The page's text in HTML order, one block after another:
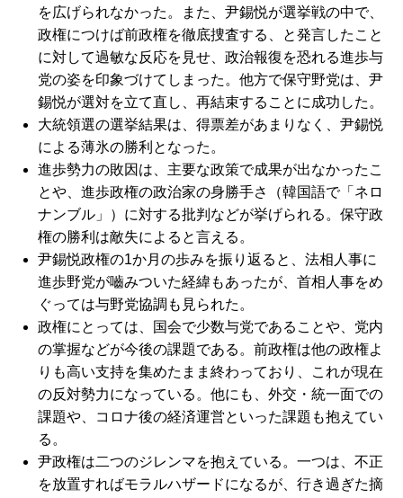
を広げられなかった。また、尹錫悦が選挙戦の中で、
政権につけば前政権を徹底捜査する、と発言したこと
に対して過敏な反応を見せ、政治報復を恐れる進歩与
党の姿を印象づけてしまった。他方で保守野党は、尹
錫悦が選対を立て直し、再結束することに成功した。
大統領選の選挙結果は、得票差があまりなく、尹錫悦
による薄氷の勝利となった。
進歩勢力の敗因は、主要な政策で成果が出なかったこ
とや、進歩政権の政治家の身勝手さ（韓国語で「ネロ
ナンブル」）に対する批判などが挙げられる。保守政
権の勝利は敵失によると言える。
尹錫悦政権の1か月の歩みを振り返ると、法相人事に
進歩野党が嚙みついた経緯もあったが、首相人事をめ
ぐっては与野党協調も見られた。
政権にとっては、国会で少数与党であることや、党内
の掌握などが今後の課題である。前政権は他の政権よ
りも高い支持を集めたまま終わっており、これが現在
の反対勢力になっている。他にも、外交・統一面での
課題や、コロナ後の経済運営といった課題も抱えてい
る。
尹政権は二つのジレンマを抱えている。一つは、不正
を放置すればモラルハザードになるが、行き過ぎた摘